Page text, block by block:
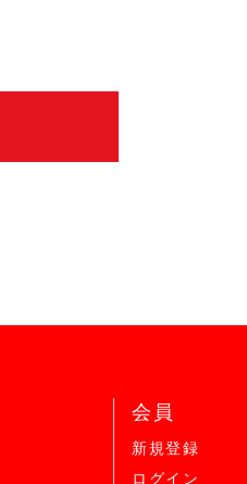
会員
新規登録
ログイン